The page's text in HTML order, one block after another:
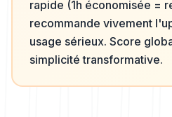
rapide (1h économisée =
recommande vivement
usage sérieux. Score
simplicité transformative.